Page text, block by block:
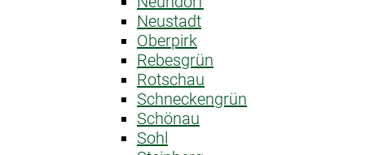
Neustadt
Oberpirk
Rebesgrün
Rotschau
Schneckengrün
Schönau
Sohl